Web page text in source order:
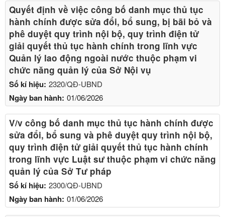
Số kí hiệu: 2320/QĐ-UBND
Ngày ban hành: 01/06/2026
Quyết định về việc công bố danh mục thủ tục
hành chính được sửa đổi, bổ sung, bị bãi bỏ và
phê duyệt quy trình nội bộ, quy trình điện tử
giải quyết thủ tục hành chính trong lĩnh vực
Quản lý lao động ngoài nước thuộc phạm vi
chức năng quản lý của Sở Nội vụ
Số kí hiệu: 2300/QĐ-UBND
Ngày ban hành: 01/06/2026
V/v công bố danh mục thủ tục hành chính được
sửa đổi, bổ sung và phê duyệt quy trình nội bộ,
quy trình điện tử giải quyết thủ tục hành chính
trong lĩnh vực Luật sư thuộc phạm vi chức năng
quản lý của Sở Tư pháp